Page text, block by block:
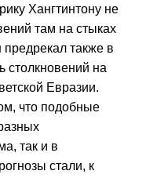
Хангтинтону не
там на стыках
также в
столкновений на
Евразии.
что подобные
так и в
стали, к